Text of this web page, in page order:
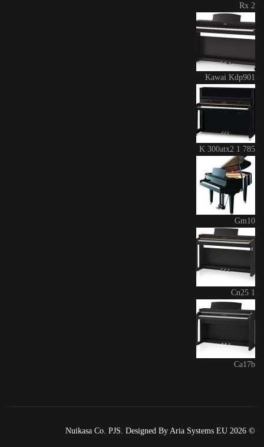
Rx 2
Kawai Kdp901
K 300atx2 1 785
Gm10
Cn25 1
Ca17b
© 2026 Nuikasa Co. PJS. Designed By Aria Systems EU